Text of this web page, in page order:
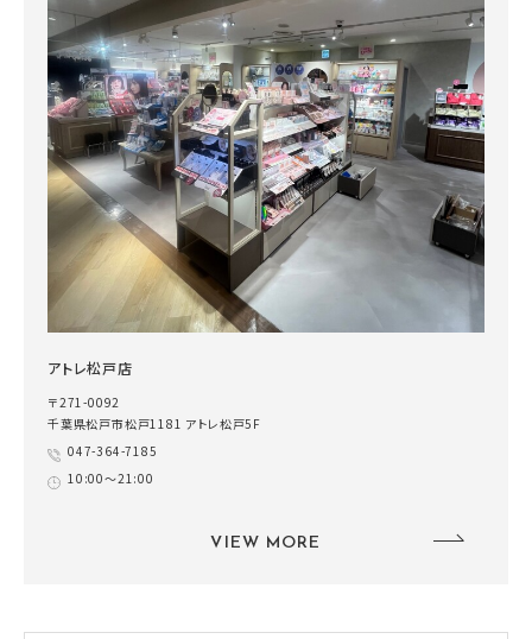
アトレ松戸店
〒271-0092
千葉県松戸市松戸1181 アトレ松戸5F
047-364-7185
10:00～21:00
VIEW MORE